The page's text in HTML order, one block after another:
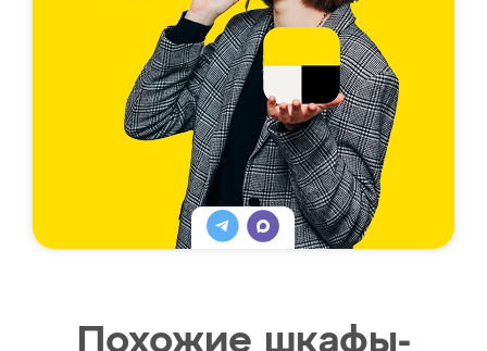
Похожие шкафы-